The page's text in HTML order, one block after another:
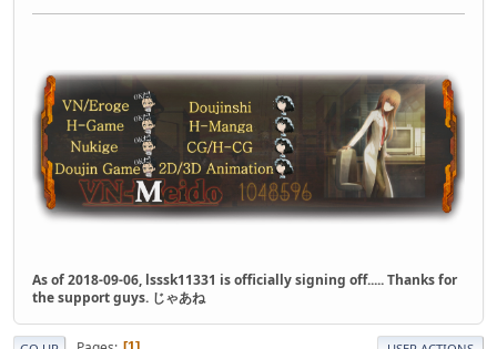
As of 2018-09-06, lsssk11331 is officially signing off..... Thanks for
the support guys. じゃあね